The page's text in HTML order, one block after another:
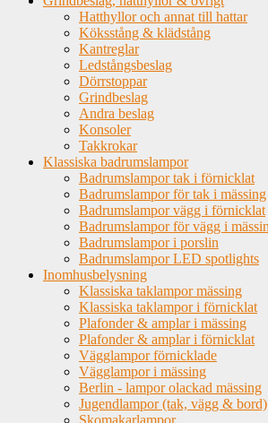
Hatthyllor och annat till hattar
Köksstång & klädstång
Kantreglar
Ledstångsbeslag
Dörrstoppar
Grindbeslag
Andra beslag
Konsoler
Takkrokar
Klassiska badrumslampor
Badrumslampor tak i förnicklat
Badrumslampor för tak i mässing
Badrumslampor vägg i förnicklat
Badrumslampor för vägg i
Badrumslampor i porslin
Badrumslampor LED spotlights
Inomhusbelysning
Klassiska taklampor mässing
Klassiska taklampor i förnicklat
Plafonder & amplar i mässing
Plafonder & amplar i förnicklat
Vägglampor förnicklade
Vägglampor i mässing
Berlin - lampor olackad mässing
Jugendlampor (tak, vägg & bord)